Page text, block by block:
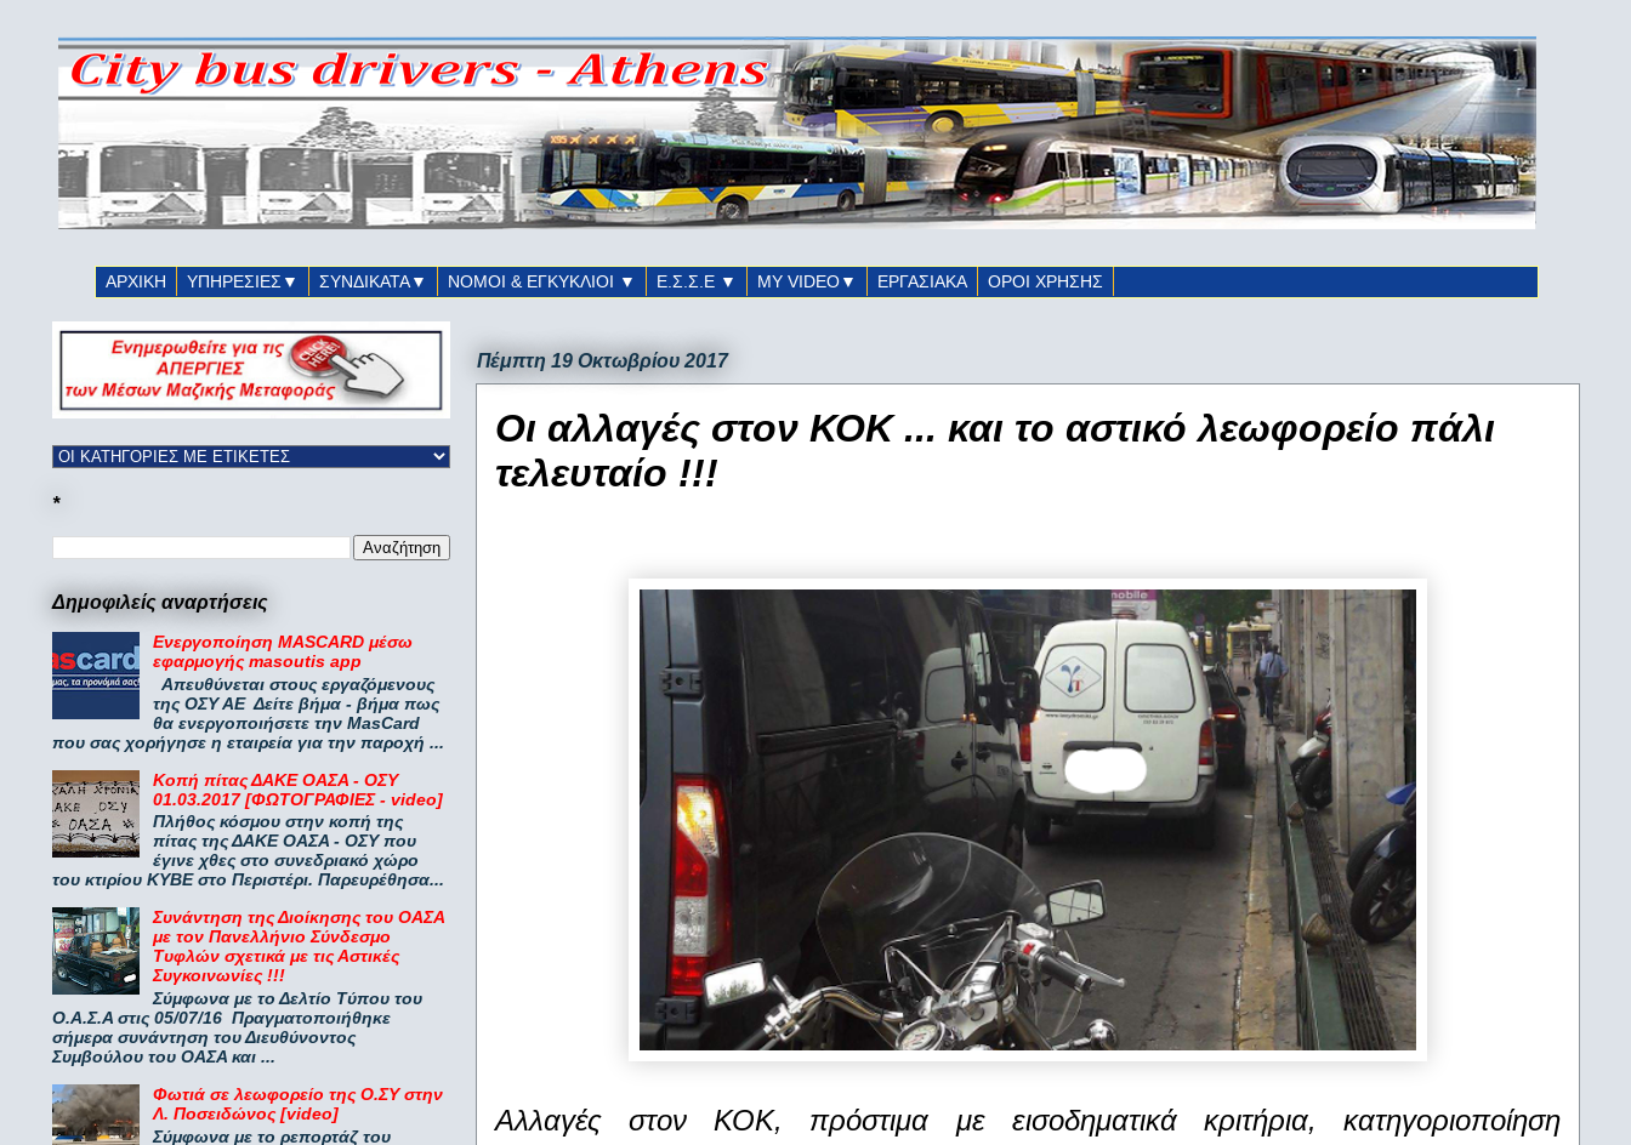
ΑΡΧΙΚΗ ΥΠΗΡΕΣΙΕΣ▼ ΣΥΝΔΙΚΑΤΑ▼ ΝΟΜΟΙ & ΕΓΚΥΚΛΙΟΙ ▼ Ε.Σ.Σ.Ε ▼ ΜΥ VIDEO▼ ΕΡΓΑΣΙΑΚΑ ΟΡΟΙ ΧΡΗΣΗΣ
Πέμπτη 19 Οκτωβρίου 2017
Οι αλλαγές στον ΚΟΚ ... και το αστικό λεωφορείο πάλι
τελευταίο !!!
Αλλαγές στον ΚΟΚ, πρόστιμα με εισοδηματικά κριτήρια, κατηγοριοποίηση
*
Δημοφιλείς αναρτήσεις
Ενεργοποίηση MASCARD μέσω
εφαρμογής masoutis app
Απευθύνεται στους εργαζόμενους
της ΟΣΥ ΑΕ Δείτε βήμα - βήμα πως
θα ενεργοποιήσετε την MasCard
που σας χορήγησε η εταιρεία για την παροχή ...
Κοπή πίτας ΔΑΚΕ ΟΑΣΑ - ΟΣΥ
01.03.2017 [ΦΩΤΟΓΡΑΦΙΕΣ - video]
Πλήθος κόσμου στην κοπή της
πίτας της ΔΑΚΕ ΟΑΣΑ - ΟΣΥ που
έγινε χθες στο συνεδριακό χώρο
του κτιρίου ΚΥΒΕ στο Περιστέρι. Παρευρέθησα...
Συνάντηση της Διοίκησης του ΟΑΣΑ
με τον Πανελλήνιο Σύνδεσμο
Τυφλών σχετικά με τις Αστικές
Συγκοινωνίες !!!
Σύμφωνα με το Δελτίο Τύπου του
Ο.Α.Σ.Α στις 05/07/16 Πραγματοποιήθηκε
σήμερα συνάντηση του Διευθύνοντος
Συμβούλου του ΟΑΣΑ και ...
Φωτιά σε λεωφορείο της Ο.ΣΥ στην
Λ. Ποσειδώνος [video]
Σύμφωνα με το ρεπορτάζ του